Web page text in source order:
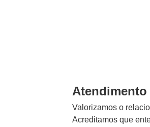
Atendimento
Valorizamos o
Acreditamos que